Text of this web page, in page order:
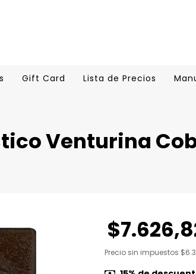
Gift Card Lista de Precios
Venturina
Precio sin impuestos